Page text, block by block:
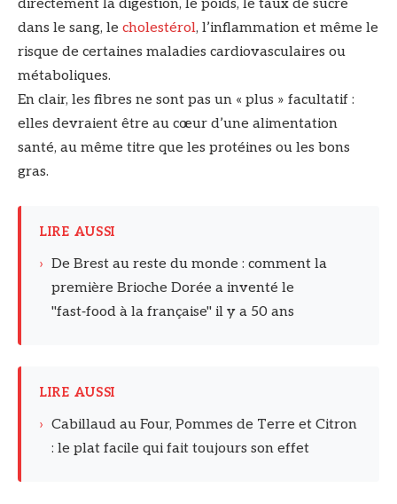
directement la digestion, le poids, le taux de sucre
dans le sang, le cholestérol, l’inflammation et même le
risque de certaines maladies cardiovasculaires ou
métaboliques.
En clair, les fibres ne sont pas un « plus » facultatif :
elles devraient être au cœur d’une alimentation
santé, au même titre que les protéines ou les bons
gras.
LIRE AUSSI
› De Brest au reste du monde : comment la
première Brioche Dorée a inventé le
"fast‑food à la française" il y a 50 ans
LIRE AUSSI
› Cabillaud au Four, Pommes de Terre et Citron
: le plat facile qui fait toujours son effet